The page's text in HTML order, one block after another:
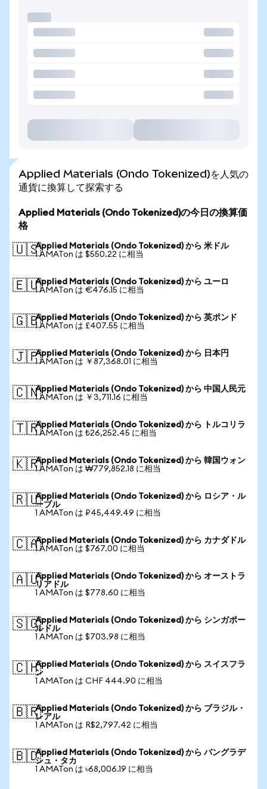
Applied Materials (Ondo Tokenized)を人気の
通貨に換算して探索する
Applied Materials (Ondo Tokenized)の今日の換算価
格
🇺🇸Applied Materials (Ondo Tokenized) から 米ドル
1 AMATon は $550.22 に相当
🇪🇺Applied Materials (Ondo Tokenized) から ユーロ
1 AMATon は €476.15 に相当
🇬🇧Applied Materials (Ondo Tokenized) から 英ポンド
1 AMATon は £407.55 に相当
🇯🇵Applied Materials (Ondo Tokenized) から 日本円
1 AMATon は ￥87,368.01 に相当
🇨🇳Applied Materials (Ondo Tokenized) から 中国人民元
1 AMATon は ￥3,711.16 に相当
🇹🇷Applied Materials (Ondo Tokenized) から トルコリラ
1 AMATon は ₺26,252.45 に相当
🇰🇷Applied Materials (Ondo Tokenized) から 韓国ウォン
1 AMATon は ₩779,852.18 に相当
🇷🇺Applied Materials (Ondo Tokenized) から ロシア・ル
ーブル
1 AMATon は ₽45,449.49 に相当
🇨🇦Applied Materials (Ondo Tokenized) から カナダドル
1 AMATon は $767.00 に相当
🇦🇺Applied Materials (Ondo Tokenized) から オーストラ
リアドル
1 AMATon は $778.60 に相当
🇸🇬Applied Materials (Ondo Tokenized) から シンガポー
ルドル
1 AMATon は $703.98 に相当
🇨🇭Applied Materials (Ondo Tokenized) から スイスフラ
ン
1 AMATon は CHF 444.90 に相当
🇧🇷Applied Materials (Ondo Tokenized) から ブラジル・
レアル
1 AMATon は R$2,797.42 に相当
🇧🇩Applied Materials (Ondo Tokenized) から バングラデ
シュ・タカ
1 AMATon は ৳68,006.19 に相当